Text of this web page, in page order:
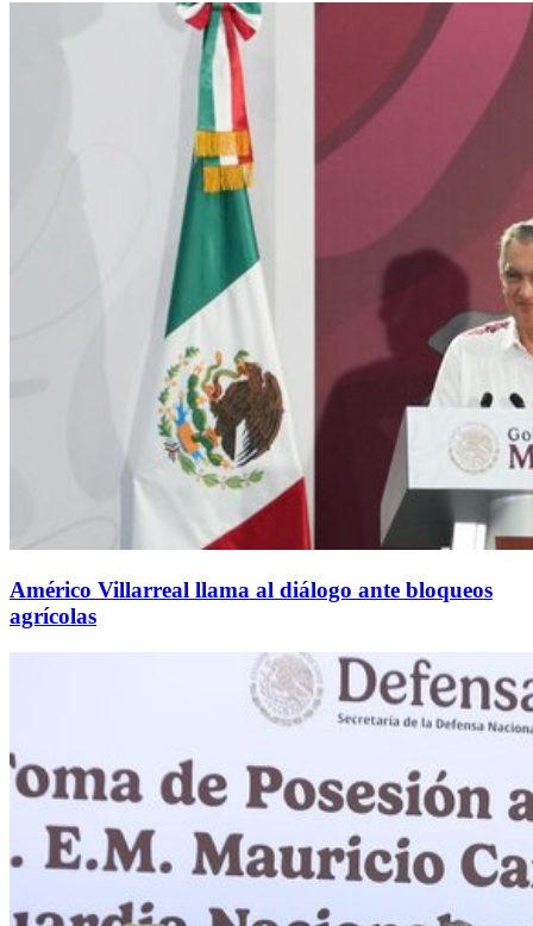
Américo Villarreal llama al diálogo ante bloqueos
agrícolas